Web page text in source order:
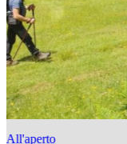
All'aperto